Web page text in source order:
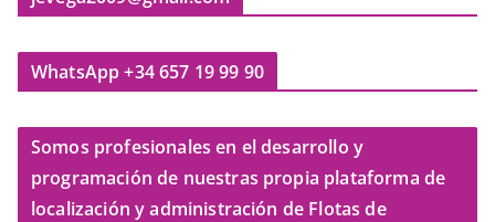
WhatsApp +34 657 19 99 90
Somos profesionales en el desarrollo y
programación de nuestras propia plataforma de
localización y administración de Flotas de